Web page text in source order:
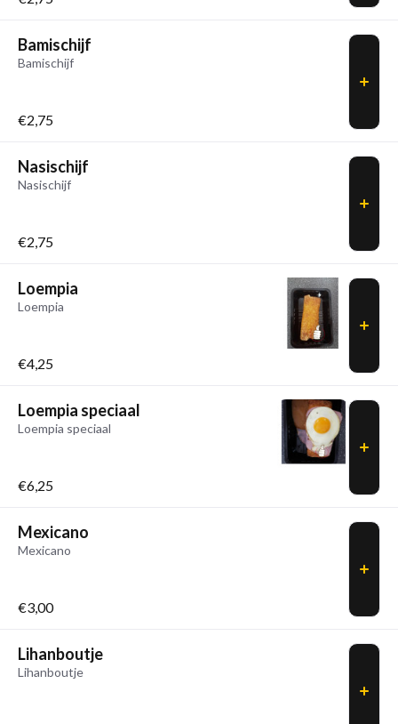
Bamischijf
Bamischijf
€2,75
Nasischijf
Nasischijf
€2,75
Loempia
Loempia
€4,25
Loempia speciaal
Loempia speciaal
€6,25
Mexicano
Mexicano
€3,00
Lihanboutje
Lihanboutje